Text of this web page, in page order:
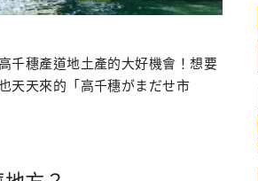
千穗產道地土產的大好機會！想要
天天來的「高千穗がまだせ市